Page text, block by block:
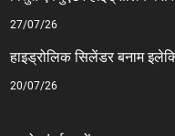
27/07/26
हाइड्रोलिक सिलेंडर बनाम
20/07/26